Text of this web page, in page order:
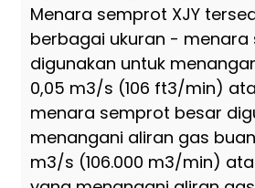
Menara semprot XJY
berbagai ukuran - menara
digunakan untuk
0,05 m3/s (106 ft3/min)
menara semprot besar
menangani aliran gas
m3/s (106.000 m3/min)